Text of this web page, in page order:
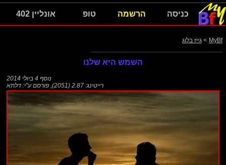
כניסה הרשמה טופ אונליין 402
MyBf
> גייז בלוג
השמש היא שלנו
נוסף 4 ביולי 2014
רייטינג: 2.87 (2051)
, פורסם ע"י: דלתא